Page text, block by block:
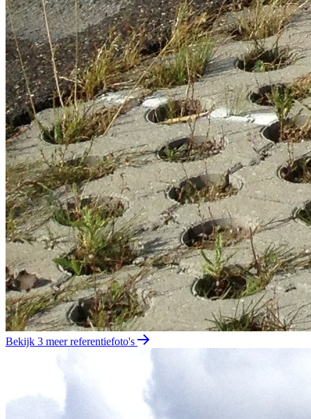
Bekijk 3 meer referentiefoto's